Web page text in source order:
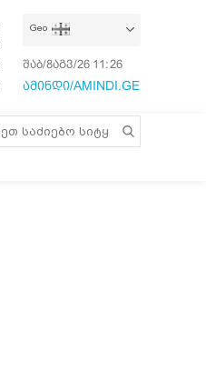
Geo
შაბ/8აგვ/26 11:26:39
ამინდი/AMINDI.GE